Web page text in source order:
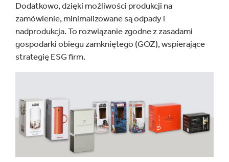
Dodatkowo, dzięki możliwości produkcji na
zamówienie, minimalizowane są odpady i
nadprodukcja. To rozwiązanie zgodne z zasadami
gospodarki obiegu zamkniętego (GOZ), wspierające
strategię ESG firm.